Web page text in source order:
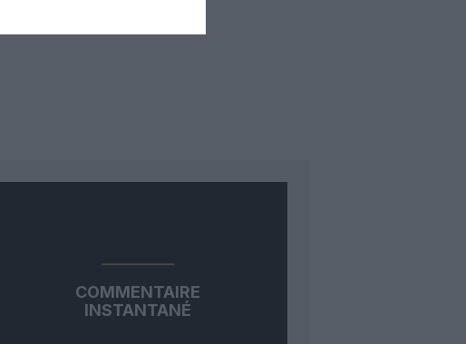
COMMENTAIRE
INSTANTANÉ